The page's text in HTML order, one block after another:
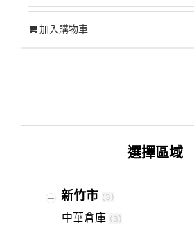
價
格：
價
格：
加入購物車
選擇區域
新竹市 (3)
中華倉庫 (3)